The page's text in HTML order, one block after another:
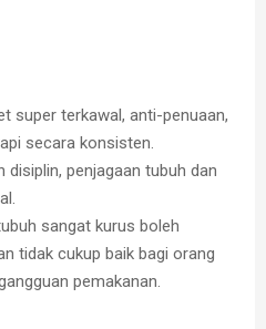
super terkawal, anti-penuaan,
secara konsisten.
disiplin, penjagaan tubuh dan
sangat kurus boleh
tidak cukup baik bagi orang
pemakanan.